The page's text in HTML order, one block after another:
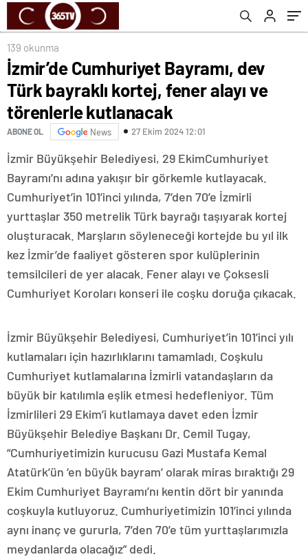
kutlanacak
139 okunma
İzmir’de Cumhuriyet Bayramı, dev
Türk bayraklı kortej, fener alayı ve
törenlerle kutlanacak
ABONE OL News 27 Ekim 2024 12:01
İzmir Büyükşehir Belediyesi, 29 EkimCumhuriyet
Bayramı’nı adına yakışır bir görkemle kutlayacak.
Cumhuriyet’in 101’inci yılında, 7’den 70’e İzmirli
yurttaşlar 350 metrelik Türk bayrağı taşıyarak kortej
oluşturacak. Marşların söyleneceği kortejde bu yıl ilk
kez İzmir’de faaliyet gösteren spor kulüplerinin
temsilcileri de yer alacak. Fener alayı ve Çoksesli
Cumhuriyet Koroları konseri ile coşku doruğa çıkacak.
İzmir Büyükşehir Belediyesi, Cumhuriyet’in 101’inci yılı
kutlamaları için hazırlıklarını tamamladı. Coşkulu
Cumhuriyet kutlamalarına İzmirli vatandaşların da
büyük bir katılımla eşlik etmesi hedefleniyor. Tüm
İzmirlileri 29 Ekim’i kutlamaya davet eden İzmir
Büyükşehir Belediye Başkanı Dr. Cemil Tugay,
“Cumhuriyetimizin kurucusu Gazi Mustafa Kemal
Atatürk’ün ‘en büyük bayram’ olarak miras bıraktığı 29
Ekim Cumhuriyet Bayramı’nı kentin dört bir yanında
coşkuyla kutluyoruz. Cumhuriyetimizin 101’inci yılında
aynı inanç ve gururla, 7’den 70’e tüm yurttaşlarımızla
meydanlarda olacağız” dedi.